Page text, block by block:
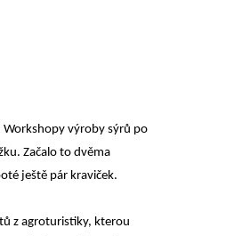
Workshopy výroby sýrů po
Začalo to dvěma
ještě pár kraviček.
z agroturistiky, kterou